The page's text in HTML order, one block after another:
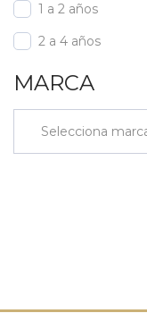
1 a 2 años
2 a 4 años
MARCA